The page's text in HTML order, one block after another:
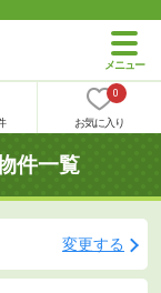
0
お気に入り
件一覧
変更する